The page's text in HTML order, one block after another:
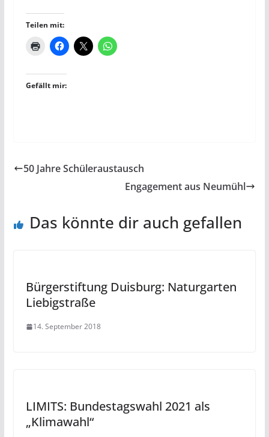
Teilen mit:
Gefällt mir:
50 Jahre Schüleraustausch
Engagement aus Neumühl
Das könnte dir auch gefallen
Bürgerstiftung Duisburg: Naturgarten
Liebigstraße
14. September 2018
LIMITS: Bundestagswahl 2021 als
„Klimawahl“